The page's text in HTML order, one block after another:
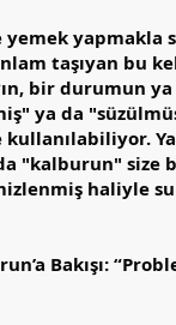
yemek yapmakla
taşıyan bu
bir durumun
ya da
"kalburun" size
haliyle
Bakışı: